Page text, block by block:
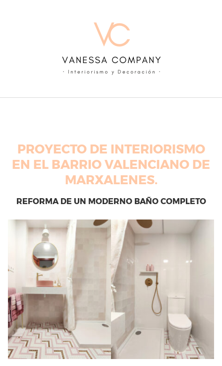
PROYECTO DE INTERIORISMO
EN EL BARRIO VALENCIANO DE
MARXALENES.
REFORMA DE UN MODERNO BAÑO COMPLETO